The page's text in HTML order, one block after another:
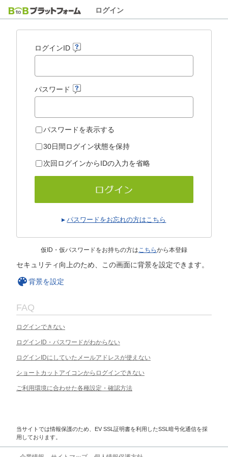
ログイン
ログインID
パスワード
パスワードを表示する
30日間ログイン状態を保持
次回ログインからIDの入力を省略
パスワードをお忘れの方はこちら
仮ID・仮パスワードをお持ちの方はこちらから本登録
セキュリティ向上のため、この画面に背景を設定できます。
背景を設定
FAQ
ログインできない
ログインID・パスワードがわからない
ログインIDにしていたメールアドレスが使えない
ショートカットアイコンからログインできない
ご利用環境に合わせた各種設定・確認方法
当サイトでは情報保護のため、EV SSL証明書を利用したSSL暗号化通信を採
用しております。